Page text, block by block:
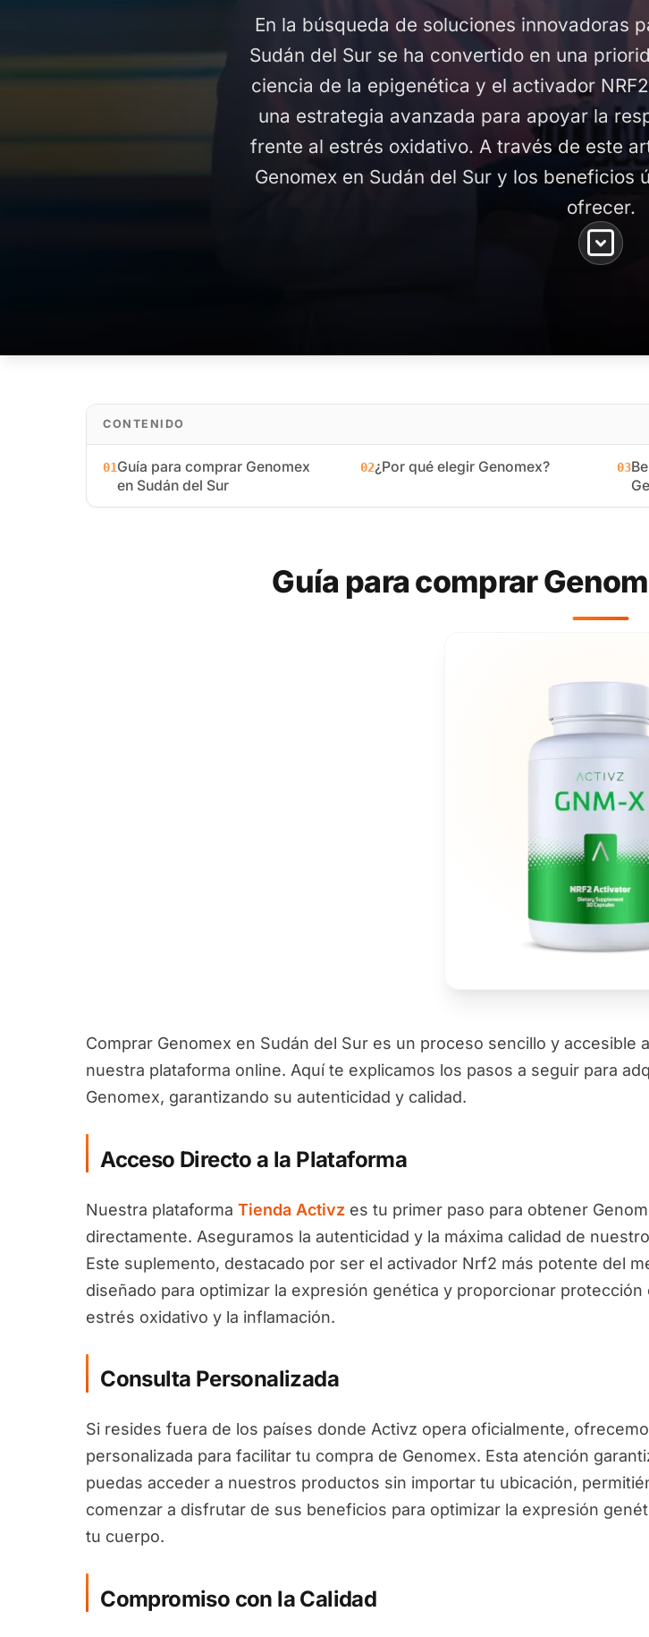
En la búsqueda de soluciones innovadoras
Sudán del Sur se ha convertido en una
ciencia de la epigenética y el activador
una estrategia avanzada para apoyar la
frente al estrés oxidativo. A través de este
Genomex en Sudán del Sur y los beneficios
ofrecer.
CONTENIDO
01Guía para comprar Genomex
en Sudán del Sur
02¿Por qué elegir Genomex? 03
Guía para comprar
Comprar Genomex en Sudán del Sur es un proceso sencillo y accesible
nuestra plataforma online. Aquí te explicamos los pasos a seguir para
Genomex, garantizando su autenticidad y calidad.
Acceso Directo a la Plataforma
Nuestra plataforma Tienda Activz es tu primer paso para obtener
directamente. Aseguramos la autenticidad y la máxima calidad de
Este suplemento, destacado por ser el activador Nrf2 más potente del
diseñado para optimizar la expresión genética y proporcionar protección
estrés oxidativo y la inflamación.
Consulta Personalizada
Si resides fuera de los países donde Activz opera oficialmente,
personalizada para facilitar tu compra de Genomex. Esta atención
puedas acceder a nuestros productos sin importar tu ubicación,
comenzar a disfrutar de sus beneficios para optimizar la expresión
tu cuerpo.
Compromiso con la Calidad